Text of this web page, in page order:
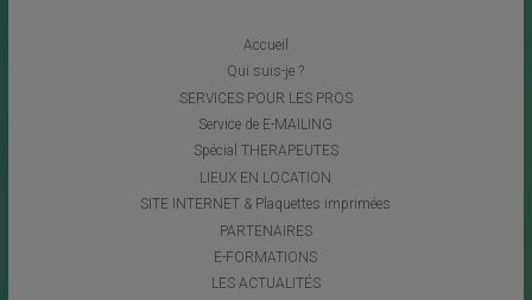
Accueil
Qui suis-je ?
SERVICES POUR LES PROS
Service de E-MAILING
Spécial THERAPEUTES
LIEUX EN LOCATION
SITE INTERNET & Plaquettes imprimées
PARTENAIRES
E-FORMATIONS
LES ACTUALITÉS